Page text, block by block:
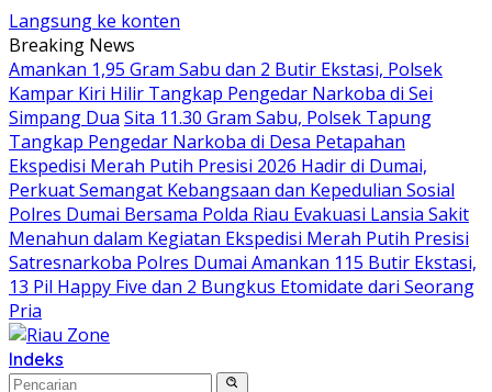
Langsung ke konten
Breaking News
Amankan 1,95 Gram Sabu dan 2 Butir Ekstasi, Polsek
Kampar Kiri Hilir Tangkap Pengedar Narkoba di Sei
Simpang Dua Sita 11.30 Gram Sabu, Polsek Tapung
Tangkap Pengedar Narkoba di Desa Petapahan
Ekspedisi Merah Putih Presisi 2026 Hadir di Dumai,
Perkuat Semangat Kebangsaan dan Kepedulian Sosial
Polres Dumai Bersama Polda Riau Evakuasi Lansia Sakit
Menahun dalam Kegiatan Ekspedisi Merah Putih Presisi
Satresnarkoba Polres Dumai Amankan 115 Butir Ekstasi,
13 Pil Happy Five dan 2 Bungkus Etomidate dari Seorang
Pria
Indeks